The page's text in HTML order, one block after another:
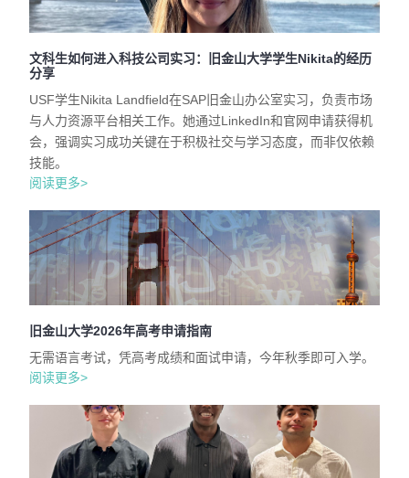
文科生如何进入科技公司实习：旧金山大学学生Nikita的经历
分享
USF学生Nikita Landfield在SAP旧金山办公室实习，负责市场
与人力资源平台相关工作。她通过LinkedIn和官网申请获得机
会，强调实习成功关键在于积极社交与学习态度，而非仅依赖
技能。
阅读更多>
旧金山大学2026年高考申请指南
无需语言考试，凭高考成绩和面试申请，今年秋季即可入学。
阅读更多>